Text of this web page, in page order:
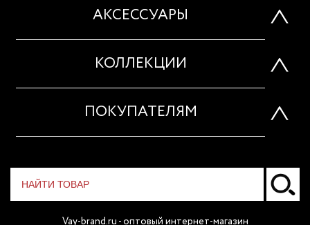
АКСЕССУАРЫ
КОЛЛЕКЦИИ
ПОКУПАТЕЛЯМ
Vay-brand.ru - оптовый интернет-магазин